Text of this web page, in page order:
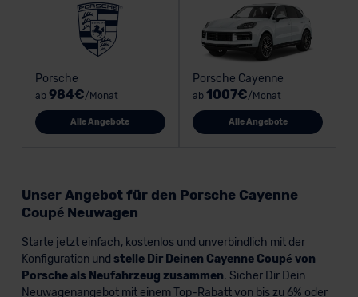
Porsche
ab 984€/Monat
Alle Angebote
Porsche Cayenne
ab 1007€/Monat
Alle Angebote
Unser Angebot für den Porsche Cayenne
Coupé Neuwagen
Starte jetzt einfach, kostenlos und unverbindlich mit der
Konfiguration und stelle Dir Deinen Cayenne Coupé von
Porsche als Neufahrzeug zusammen. Sicher Dir Dein
Neuwagenangebot mit einem Top-Rabatt von bis zu 6% oder